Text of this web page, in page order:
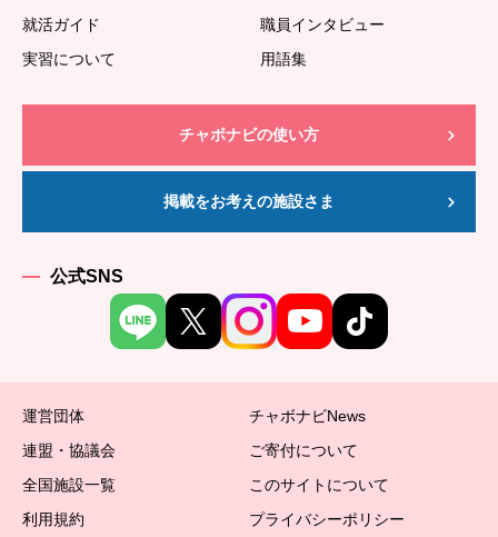
就活ガイド
職員インタビュー
実習について
用語集
チャボナビの使い方
掲載をお考えの施設さま
公式SNS
運営団体
チャボナビNews
連盟・協議会
ご寄付について
全国施設一覧
このサイトについて
利用規約
プライバシーポリシー